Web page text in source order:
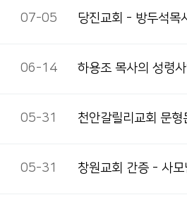
07-05 당진교회 - 방두석목
06-14 하용조 목사의 성령
05-31 천안갈릴리교회 문형
05-31 창원교회 간증 - 사모